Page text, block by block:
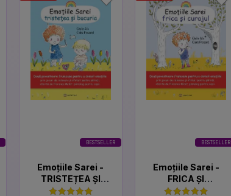
BESTSELLER
Emoțiile Sarei -
TRISTEȚEA ȘI
BUCURIA
BESTSELLER
Emoțiile Sarei -
FRICA ȘI
CURAJUL